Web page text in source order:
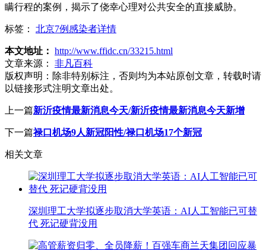
瞒行程的案例，揭示了侥幸心理对公共安全的直接威胁。
标签： 北京7例感染者详情
本文地址： http://www.ffidc.cn/33215.html
文章来源：
非凡百科
版权声明： 除非特别标注，否则均为本站原创文章，转载时请
以链接形式注明文章出处。
上一篇新沂疫情最新消息今天/新沂疫情最新消息今天新增
下一篇禄口机场9人新冠阳性/禄口机场17个新冠
相关文章
深圳理工大学拟逐步取消大学英语：AI人工智能已可替
代 死记硬背没用